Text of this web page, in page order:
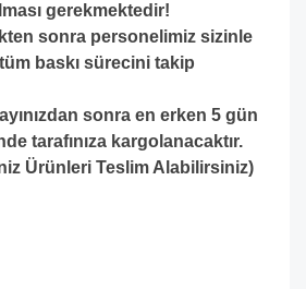
gerekmektedir!
sonra personelimiz sizinle
baskı sürecini takip
sonra en erken 5 gün
tarafınıza kargolanacaktır.
Ürünleri Teslim Alabilirsiniz)